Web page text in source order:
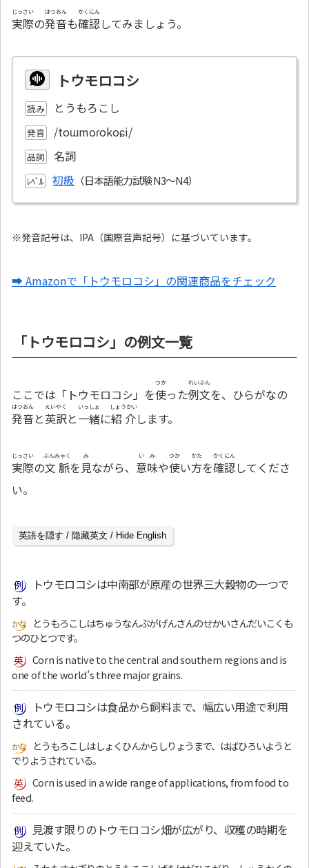
実際
じっさい
の発音
はつおん
も確認
かくにん
してみましょう。
トウモロコシ
読み とうもろこし
発音 /toɯmoɾokoɕi/
品詞 名詞
ﾚﾍﾞﾙ 初級
※発音記号は、IPA（国際音声記号）に基づいています。
➡ Amazonで「トウモロコシ」の関連商品をチェック
「トウモロコシ」の例文一覧
ここでは「トウモロコシ」を使
つか
った例文
れいぶん
を、ひらがなの
発音
はつおん
と英訳
えいやく
と一緒
いっしょ
に紹介
しょうかい
します。
実際
じっさい
の文脈
ぶんみゃく
を見
み
ながら、 意味
いみ
や使
つか
い方
かた
を確認
かくにん
してくださ
い。
英語を隠す / 隐藏英文 / Hide English
トウモロコシは中南部が原産の世界三大穀物の一つで
す。
とうもろこしはちゅうなんぶがげんさんのせかいさんだいこくも
つのひとつです。
Corn is native to the central and southern regions and is
one of the world’s three major grains.
トウモロコシは食品から飼料まで、幅広い用途で利用
されている。
とうもろこしはしょくひんからしりょうまで、はばひろいようと
でりようされている。
Corn is used in a wide range of applications, from food to
feed.
見渡す限りのトウモロコシ畑が広がり、収穫の時期を
迎えていた。